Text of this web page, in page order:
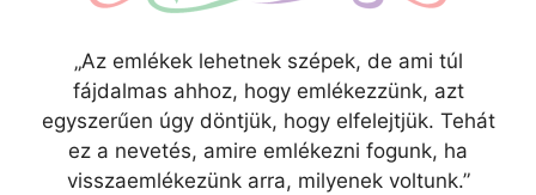
„Az emlékek lehetnek szépek, de ami túl
fájdalmas ahhoz, hogy emlékezzünk, azt
egyszerűen úgy döntjük, hogy elfelejtjük. Tehát
ez a nevetés, amire emlékezni fogunk, ha
visszaemlékezünk arra, milyenek voltunk.”